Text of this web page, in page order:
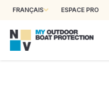
FRANÇAIS ESPACE PRO